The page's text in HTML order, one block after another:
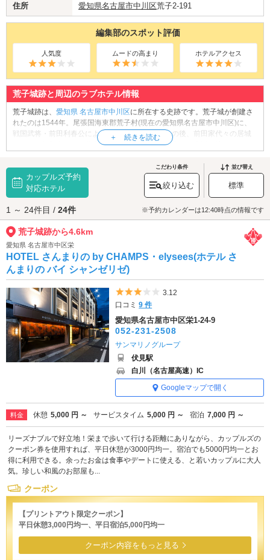
住所 愛知県名古屋市中川区荒子2-191
編集部のスポット評価
人気度 ムードの高まり ホテルアクセス
荒子城跡と周辺のラブホテル情報
荒子城跡は、 愛知県 名古屋市中川区に所在する史跡です。荒子城が創建さ
れたのは1544年。尾張国海東郡荒子村(現在の愛知県名古屋市中川区)に、
戦国武将・前田利春公により築城されました。その後、前田家代々の居城
となり、加賀百万石の藩主として知られる前田利家公の生誕の地になりま
らはかつての荒子城内にあった前田家ゆかりの神社で、学業成就、安産等
のご利益があると言われています。その他、境内には「前田利家卿誕生之
遺址」の石碑がそびえています。神社に手を合わせ、戦国時代を駆け抜け
た武将たちの物語におもいを馳せましょう。
荒子城跡へは、金山エリアのラブホテル、蟹江インター周辺エリアのラブ
ホテルからもアクセスが便利です。
カップルズ予約
対応ホテル
こだわり条件
絞り込む
並び替え
標準
1 ～ 24件目 / 24件 ※予約カレンダーは12:40時点の情報です
荒子城跡から4.6km
愛知県 名古屋市中区栄
HOTEL さんまりの by CHAMPS・elysees(ホテル さ
んまりの バイ シャンゼリゼ)
5つ星のうち3
3.12
口コミ9 件
愛知県名古屋市中区栄1-24-9
052-231-2508
サンマリノグループ
伏見駅
白川（名古屋高速）IC
Googleマップで開く
料金 休憩 5,000 円 ～ サービスタイム 5,000 円 ～ 宿泊 7,000 円 ～
リーズナブルで好立地！栄まで歩いて行ける距離にありながら、カップルズの
クーポン券を使用すれば、平日休憩が3000円均一。宿泊でも5000円均一とお
得に利用できる。余ったお金は食事やデートに使える、と若いカップルに大人
気。珍しい和風のお部屋も...
クーポン
【プリントアウト限定クーポン】
平日休憩3,000円均一、平日宿泊5,000円均一
クーポン内容をもっと見る